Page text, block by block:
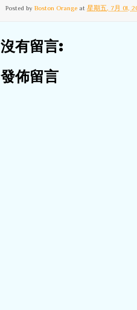
Posted by Boston Orange at 星期五, 7月 01,
沒有留言:
發佈留言